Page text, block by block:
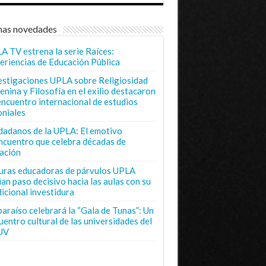
novedades
TV estrena la serie Raíces:
de Educación Pública
UPLA sobre Religiosidad
y Filosofía en el exilio destacaron
internacional de estudios
de la UPLA: El emotivo
que celebra décadas de
educadoras de párvulos UPLA
paso decisivo hacia las aulas con su
investidura
celebrará la “Gala de Tunas”: Un
cultural de las universidades del